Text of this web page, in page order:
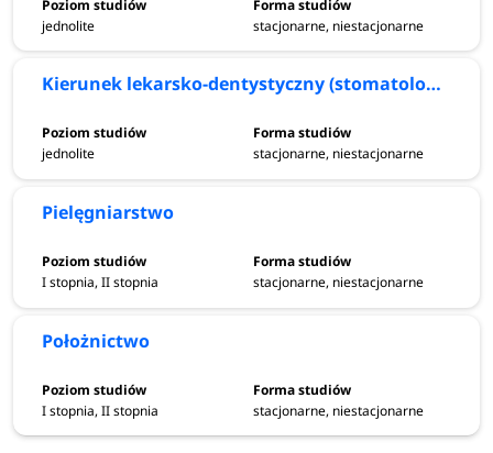
jednolite stacjonarne, niestacjonarne
Kierunek lekarsko-dentystyczny (stomatologia)
jednolite stacjonarne, niestacjonarne
Pielęgniarstwo
I stopnia, II stopnia stacjonarne, niestacjonarne
Położnictwo
I stopnia, II stopnia stacjonarne, niestacjonarne